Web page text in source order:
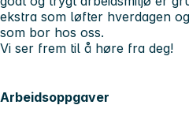
ekstra som løfter hverdagen
som bor hos oss.
Vi ser frem til å høre fra deg!
Arbeidsoppgaver